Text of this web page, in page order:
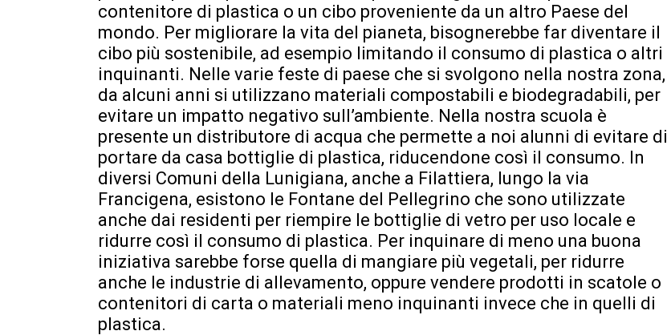
contenitore di plastica o un cibo proveniente da un altro Paese del
mondo. Per migliorare la vita del pianeta, bisognerebbe far diventare il
cibo più sostenibile, ad esempio limitando il consumo di plastica o altri
inquinanti. Nelle varie feste di paese che si svolgono nella nostra zona,
da alcuni anni si utilizzano materiali compostabili e biodegradabili, per
evitare un impatto negativo sull’ambiente. Nella nostra scuola è
presente un distributore di acqua che permette a noi alunni di evitare di
portare da casa bottiglie di plastica, riducendone così il consumo. In
diversi Comuni della Lunigiana, anche a Filattiera, lungo la via
Francigena, esistono le Fontane del Pellegrino che sono utilizzate
anche dai residenti per riempire le bottiglie di vetro per uso locale e
ridurre così il consumo di plastica. Per inquinare di meno una buona
iniziativa sarebbe forse quella di mangiare più vegetali, per ridurre
anche le industrie di allevamento, oppure vendere prodotti in scatole o
contenitori di carta o materiali meno inquinanti invece che in quelli di
plastica.